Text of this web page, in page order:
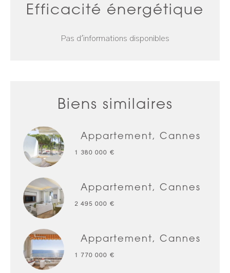
Efficacité énergétique
Pas d'informations disponibles
Biens similaires
Appartement, Cannes
1 380 000 €
Appartement, Cannes
2 495 000 €
Appartement, Cannes
1 770 000 €